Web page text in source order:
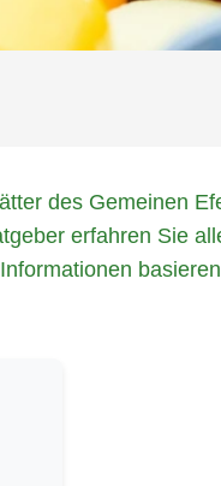
des Gemeinen
erfahren Sie